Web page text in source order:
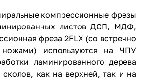
компрессионные фрезы
листов ДСП, МДФ,
фреза 2FLX (со встречно
ножами) используются на ЧПУ
ламинированного дерева
сколов, как на верхней, так и на